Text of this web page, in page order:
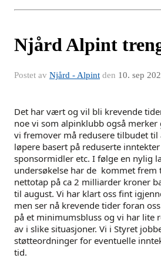
Njård Alpint
Postet av Njård - Alpint den 10. sep
Det har vært og vil bli krevende
noe vi som alpinklubb også
vi fremover må redusere tilbudet til
løpere basert på reduserte
sponsormidler etc. I følge en nylig
undersøkelse har de kommet frem
nettotap på ca 2 milliarder kroner
til august. Vi har klart oss fint
men ser nå krevende tider foran
på et minimumsbluss og vi har lite
av i slike situasjoner. Vi i Styret
støtteordninger for eventuelle
tid.